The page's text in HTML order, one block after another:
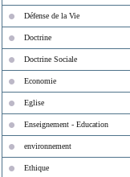
Défense de la Vie
Doctrine
Doctrine Sociale
Economie
Eglise
Enseignement - Education
environnement
Ethique